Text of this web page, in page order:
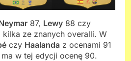
87, Lewy 88 czy
ze znanych overalli. W
czy Haalanda z ocenami 91
w tej edycji ocenę 90.